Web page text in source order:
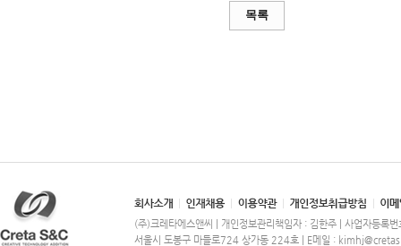
목록
(주)크레타에스앤씨 | 개인정보관리책임자 : 김한주 | 사업자등
서울시 도봉구 마들로724 상가동 224호 | E메일 :